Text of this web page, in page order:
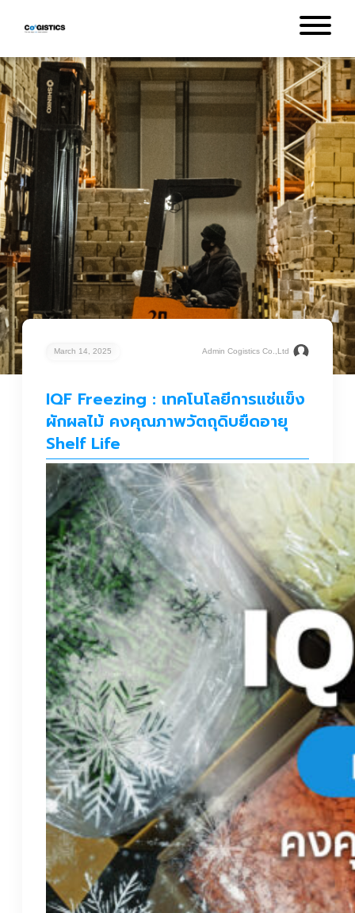
March 14, 2025 Admin Cogistics Co.,Ltd
IQF Freezing : เทคโนโลยีการแช่แข็ง
ผักผลไม้ คงคุณภาพวัตถุดิบยืดอายุ
Shelf Life